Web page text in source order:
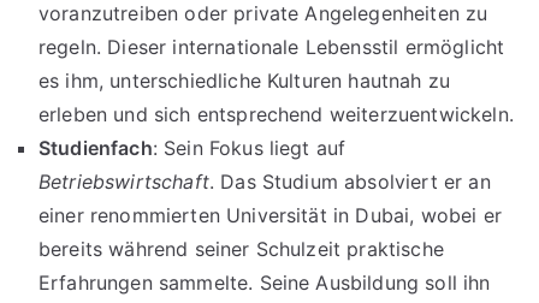
voranzutreiben oder private Angelegenheiten zu
regeln. Dieser internationale Lebensstil ermöglicht
es ihm, unterschiedliche Kulturen hautnah zu
erleben und sich entsprechend weiterzuentwickeln.
Studienfach: Sein Fokus liegt auf
Betriebswirtschaft. Das Studium absolviert er an
einer renommierten Universität in Dubai, wobei er
bereits während seiner Schulzeit praktische
Erfahrungen sammelte. Seine Ausbildung soll ihn